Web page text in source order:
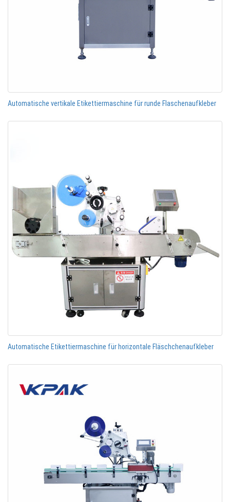
Automatische vertikale Etikettiermaschine für runde Flaschenaufkleber
Automatische Etikettiermaschine für horizontale Fläschchenaufkleber